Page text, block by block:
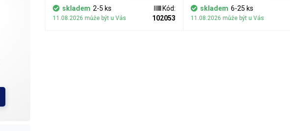
80mm (s rámečkem) Váha: 166g
skladem 2-5 ks
11.08.2026 může být u Vás
Kód:
102053
skladem 6-25 ks
11.08.2026 může být u Vás